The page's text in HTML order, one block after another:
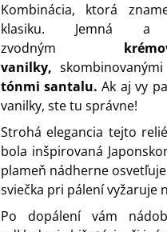
Kombinácia, ktorá
klasiku. Jemná a
zvodným
vanilky,
tónmi santalu. Ak aj vy
vanilky, ste tu správne!
Strohá elegancia tejto
bola inšpirovaná
plameň nádherne
sviečka pri pálení vyžaruje
Po dopálení vám